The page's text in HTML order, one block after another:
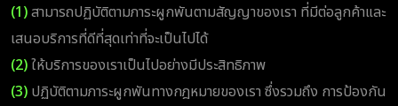
(1)สามารถปฏิบัติตามภาระผูกพันตามสัญญาของเรา ที่มีต่อลูกค้าและ
เสนอบริการที่ดีที่สุดเท่าที่จะเป็นไปได้
(2)ให้บริการของเราเป็นไปอย่างมีประสิทธิภาพ
(3) ปฏิบัติตามภาระผูกพันทางกฎหมายของเรา ซึ่งรวมถึง การป้องกัน